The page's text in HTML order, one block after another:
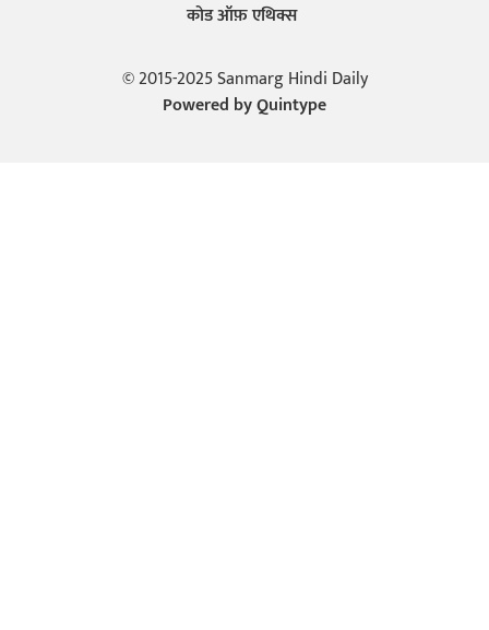
कोड ऑफ़ एथिक्स
© 2015-2025 Sanmarg Hindi Daily
Powered byQuintype